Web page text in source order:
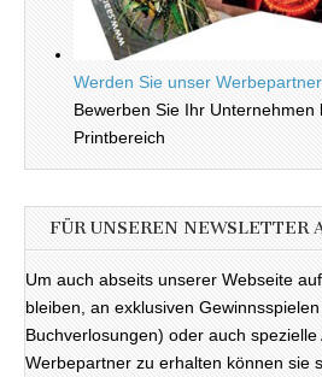
Werden Sie unser Werbepartner
Bewerben Sie Ihr Unternehmen
Printbereich
FÜR UNSEREN NEWSLETTER
Um auch abseits unserer Webseite
bleiben, an exklusiven
Buchverlosungen) oder auch spezielle
Werbepartner zu erhalten können sie